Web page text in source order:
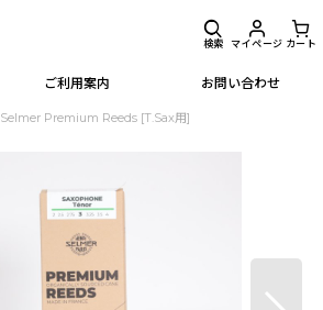
ご利用案内 お問い合わせ
検索 マイページ カート
Selmer Premium Reeds [T.Sax用]